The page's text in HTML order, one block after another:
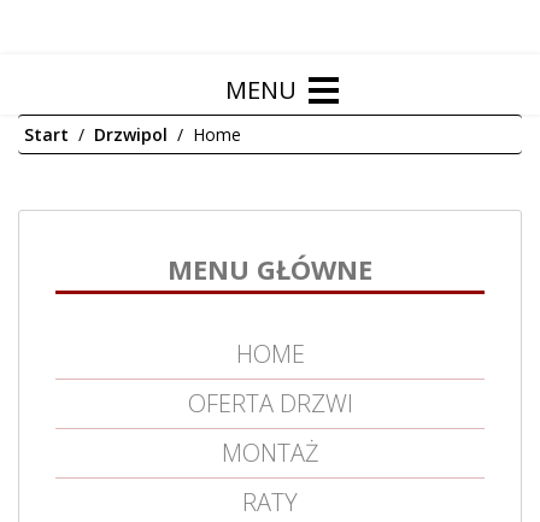
Start Drzwipol Home
MENU GŁÓWNE
HOME
OFERTA DRZWI
MONTAŻ
RATY